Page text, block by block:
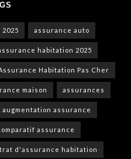
assurance auto
habitation 2025
Habitation Pas Cher
maison assurances
augmentation assurance
assurance
d'assurance habitation